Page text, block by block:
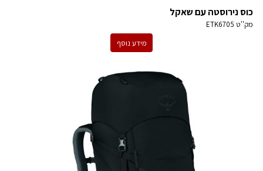
כוס נירוסטה עם שאקל
מק''ט ETK6705
מידע נוסף